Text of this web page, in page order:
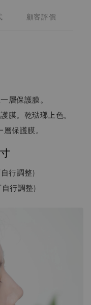
顧客評價
層保護膜。
膜。乾琺瑯上色。
保護膜。
行調整)
自行調整)